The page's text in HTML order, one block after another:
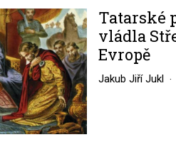
Tatarské
vládla
Evropě
Jakub Jiří Jukl